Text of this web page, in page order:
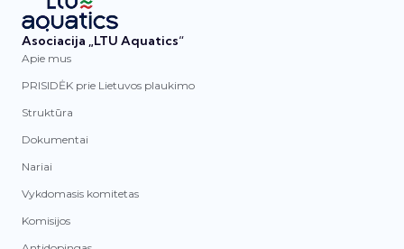
Asociacija „LTU Aquatics“
Apie mus
PRISIDĖK prie Lietuvos plaukimo
Struktūra
Dokumentai
Nariai
Vykdomasis komitetas
Komisijos